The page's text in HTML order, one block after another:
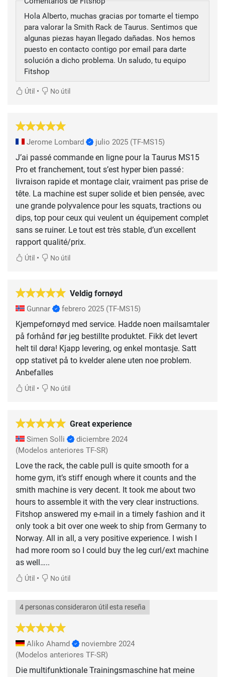
Hola Alberto, muchas gracias por tomarte el tiempo
para valorar la Smith Rack de Taurus. Sentimos que
algunas piezas hayan llegado dañadas. Nos hemos
puesto en contacto contigo por email para darte
solución a dicho problema. Un saludo, tu equipo
Fitshop
Útil • No útil
Jerome Lombard julio 2025 (TF-MS15)
J’ai passé commande en ligne pour la Taurus MS15
Pro et franchement, tout s’est hyper bien passé :
livraison rapide et montage clair, vraiment pas prise de
tête. La machine est super solide et bien pensée, avec
une grande polyvalence pour les squats, tractions ou
dips, top pour ceux qui veulent un équipement complet
sans se ruiner. Le tout est très stable, d’un excellent
rapport qualité/prix.
Útil • No útil
Veldig fornøyd
Gunnar febrero 2025 (TF-MS15)
Kjempefornøyd med service. Hadde noen mailsamtaler
på forhånd før jeg bestillte produktet. Fikk det levert
helt til døra! Kjapp levering, og enkel montasje. Satt
opp stativet på to kvelder alene uten noe problem.
Anbefalles
Útil • No útil
Great experience
Simen Solli
diciembre 2024
(Modelos anteriores TF-SR)
Love the rack, the cable pull is quite smooth for a
home gym, it’s stiff enough where it counts and the
smith machine is very decent. It took me about two
hours to assemble it with the very clear instructions.
Fitshop answered my e-mail in a timely fashion and it
only took a bit over one week to ship from Germany to
Norway. All in all, a very positive experience. I wish I
had more room so I could buy the leg curl/ext machine
as well…..
Útil • No útil
4 personas consideraron útil esta reseña
Aliko Ahamd
noviembre 2024
(Modelos anteriores TF-SR)
Die multifunktionale Trainingsmaschine hat meine